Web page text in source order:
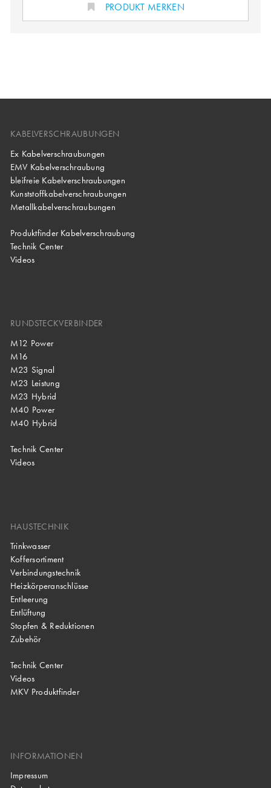
PRODUKT MERKEN
KABELVERSCHRAUBUNGEN
Ex Kabelverschraubungen
EMV Kabelverschraubung
bleifreie Kabelverschraubungen
Kunststoffkabelverschraubungen
Metallkabelverschraubungen
Produktfinder Kabelverschraubung
Technik Center
Videos
RUNDSTECKVERBINDER
M12 Power
M16
M23 Signal
M23 Leistung
M23 Hybrid
M40 Power
M40 Hybrid
Technik Center
Videos
HAUSTECHNIK
Trinkwasser
Koffersortiment
Verbindungstechnik
Heizkörperanschlüsse
Entleerung
Entlüftung
Stopfen & Reduktionen
Zubehör
Technik Center
Videos
MKV Produktfinder
INFORMATIONEN
Impressum